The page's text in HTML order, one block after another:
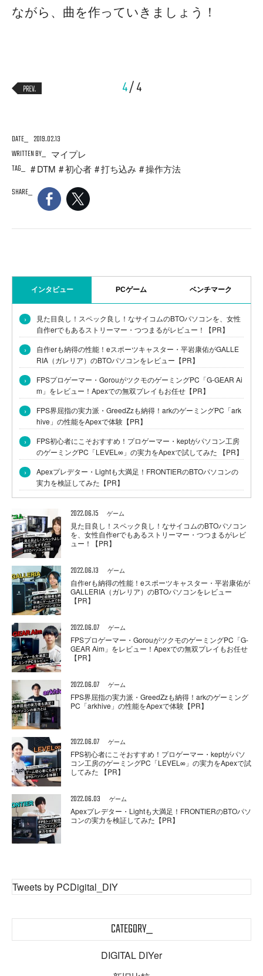
ながら、曲を作っていきましょう！
4/ 4
DATE
2019.02.13
WRITTEN BY
マイプレ
TAG
DTM 初心者 打ち込み
操作方法
SHARE
インタビュー PCゲーム ベンチマーク
›
見た目良し！スペック良し！なサイコムのBTOパソコンを、女性
自作erでもあるストリーマー・つつまるがレビュー！【PR】
›
自作erも納得の性能！eスポーツキャスター・平岩康佑がGALLE
RIA（ガレリア）のBTOパソコンをレビュー【PR】
›
FPSプロゲーマー・GorouがツクモのゲーミングPC「G-GEAR Ai
m」をレビュー！Apexでの無双プレイもお任せ【PR】
›
FPS界屈指の実力派・GreedZzも納得！arkのゲーミングPC「ark
hive」の性能をApexで体験【PR】
›
FPS初心者にこそおすすめ！プロゲーマー・keptがパソコン工房
のゲーミングPC「LEVEL∞」の実力をApexで試してみた 【PR】
›
Apexプレデター・Lightも大満足！FRONTIERのBTOパソコンの
実力を検証してみた【PR】
2022.06.15 ゲーム
見た目良し！スペック良し！なサイコムのBTOパソコン
を、女性自作erでもあるストリーマー・つつまるがレビ
ュー！【PR】
2022.06.13 ゲーム
自作erも納得の性能！eスポーツキャスター・平岩康佑が
GALLERIA（ガレリア）のBTOパソコンをレビュー
【PR】
2022.06.07 ゲーム
FPSプロゲーマー・GorouがツクモのゲーミングPC「G-
GEAR Aim」をレビュー！Apexでの無双プレイもお任せ
【PR】
2022.06.07 ゲーム
FPS界屈指の実力派・GreedZzも納得！arkのゲーミング
PC「arkhive」の性能をApexで体験【PR】
2022.06.07 ゲーム
FPS初心者にこそおすすめ！プロゲーマー・keptがパソ
コン工房のゲーミングPC「LEVEL∞」の実力をApexで試
してみた 【PR】
2022.06.03 ゲーム
Apexプレデター・Lightも大満足！FRONTIERのBTOパソ
コンの実力を検証してみた【PR】
Tweets by PCDigital_DIY
CATEGORY_
DIGITAL DIYer